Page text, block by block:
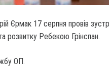
Єрмак 17 серпня провів
розвитку Ребекою Грінспан.
ОП.